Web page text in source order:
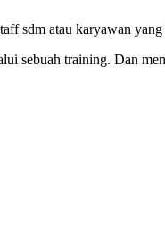
sdm atau karyawan
sebuah training. Dan